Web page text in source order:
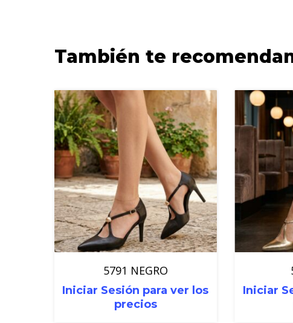
También te
5791 NEGRO
Iniciar Sesión para ver los
precios
Iniciar